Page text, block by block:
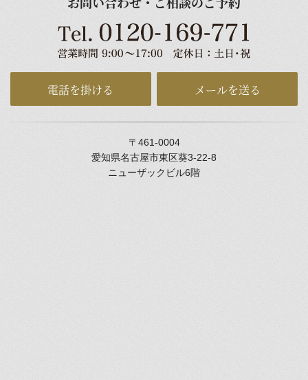
電話を掛ける メールを送る
〒461-0004
愛知県名古屋市東区葵3-22-8
ニューザックビル6階